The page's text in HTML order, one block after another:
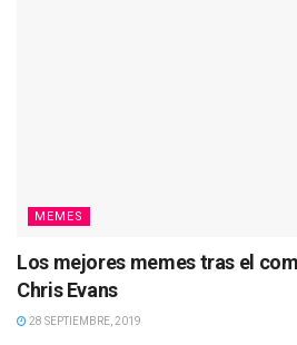
MEMES
Los mejores memes tras el
Chris Evans
28 SEPTIEMBRE, 2019